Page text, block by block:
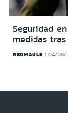
Seguridad
medidas
REDMAULE 04/08/